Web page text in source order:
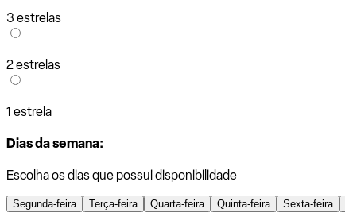
3 estrelas
2 estrelas
1 estrela
Dias da semana:
Escolha os dias que possui disponibilidade
Segunda-feira Terça-feira Quarta-feira Quinta-feira Sexta-feira